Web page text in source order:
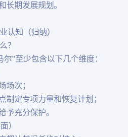
长期发展规划。
认知（归纳）
？
”至少包含以下几个维度：
场次；
制定专项力量和恢复计划；
予充分保护。
）